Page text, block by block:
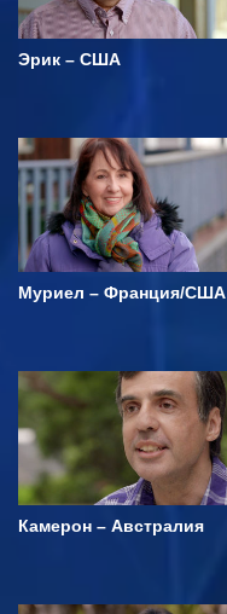
Эрик – США
Муриел – Франция/США
Камерон – Австралия